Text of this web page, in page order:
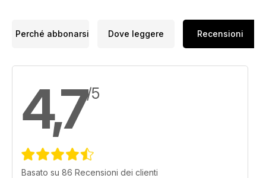
Perché abbonarsi Dove leggere Recensioni
4,7/5
Basato su 86 Recensioni dei clienti